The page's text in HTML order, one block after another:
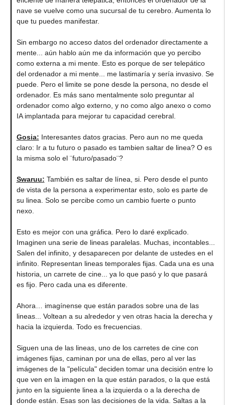
nave se vuelve como una sucursal de tu cerebro. Aumenta lo
que tu puedes manifestar.
Sin embargo no acceso datos del ordenador directamente a
mente... aún hablo aún me da información que yo percibo
como externa a mi mente. Esto es porque de ser telepático
del ordenador a mi mente... me lastimaría y sería invasivo. Se
puede. Pero el limite se pone desde la persona, no desde el
ordenador. Es más sano mentalmente solo preguntar al
ordenador como algo externo, y no como algo anexo o como
IA implantada para mejorar tu capacidad cerebral.
Gosia: Interesantes datos gracias. Pero aun no me queda
claro: Ir a tu futuro o pasado es tambien saltar de linea? O es
la misma solo el ¨futuro/pasado¨?
Swaruu: También es saltar de línea, si. Pero desde el punto
de vista de la persona a experimentar esto, solo es parte de
su linea. Solo se percibe como un cambio fuerte o punto
nexo.
Esto es mejor con una gráfica. Pero lo daré explicado.
Imaginen una serie de lineas paralelas. Muchas, incontables...
Salen del infinito, y desaparecen por delante de ustedes en el
infinito. Representan lineas temporales fijas. Cada una es una
historia, un carrete de cine... ya lo que pasó y lo que pasará
es fijo. Pero cada una es diferente.
Ahora… imagínense que están parados sobre una de las
lineas... Voltean a su alrededor y ven otras hacia la derecha y
hacia la izquierda. Todo es frecuencias.
Siguen una de las lineas, uno de los carretes de cine con
imágenes fijas, caminan por una de ellas, pero al ver las
imágenes de la "película" deciden tomar una decisión entre lo
que ven en la imagen en la que están parados, o la que está
junto en la siguiente linea a la izquierda o a la derecha de
donde están. Esas son las decisiones de la vida. Saltas a la